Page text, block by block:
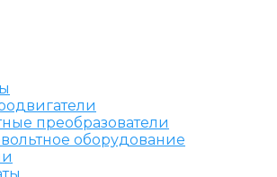
преобразователи
оборудование